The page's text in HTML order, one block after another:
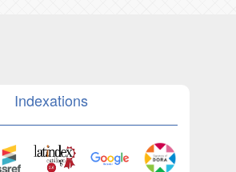
Indexations